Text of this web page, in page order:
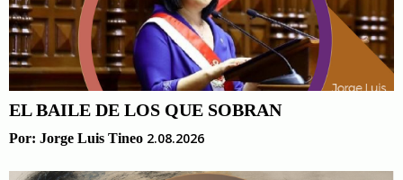
EL BAILE DE LOS QUE SOBRAN
Por: Jorge Luis Tineo 2.08.2026